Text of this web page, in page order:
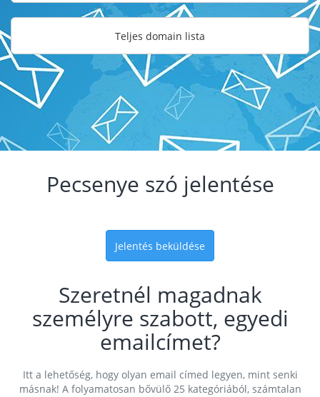
Teljes domain lista
Pecsenye szó jelentése
Jelentés beküldése
Szeretnél magadnak
személyre szabott, egyedi
emailcímet?
Itt a lehetőség, hogy olyan email címed legyen, mint senki
másnak! A folyamatosan bővülő 25 kategóriából, számtalan